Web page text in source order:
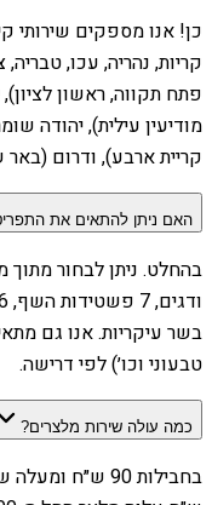
כן! אנו מספקים שירותי
קריות, נהריה, עכו,
פתח תקווה, ראשון
מודיעין עילית), יהודה
קריית ארבע), ודרום
האם ניתן להתאים את
בשר עיקריות. אנו גם
טבעוני וכו׳) לפי דרישה.
כמה עולה שירות מלצרים?